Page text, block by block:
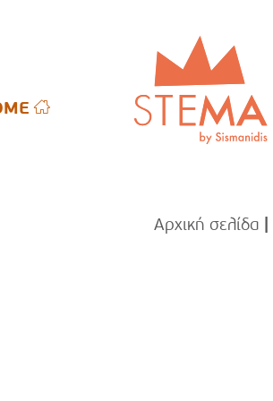
Αρχική σελίδα